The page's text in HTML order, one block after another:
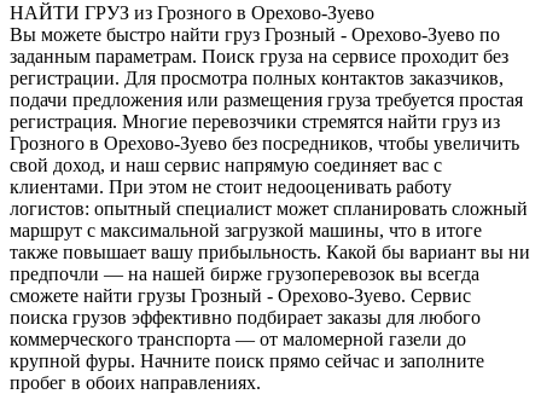
НАЙТИ ГРУЗ из Грозного в Орехово-Зуево
Вы можете быстро найти груз Грозный - Орехово-Зуево по
заданным параметрам. Поиск груза на сервисе проходит без
регистрации. Для просмотра полных контактов заказчиков,
подачи предложения или размещения груза требуется простая
регистрация. Многие перевозчики стремятся найти груз из
Грозного в Орехово-Зуево без посредников, чтобы увеличить
свой доход, и наш сервис напрямую соединяет вас с
клиентами. При этом не стоит недооценивать работу
логистов: опытный специалист может спланировать сложный
маршрут с максимальной загрузкой машины, что в итоге
также повышает вашу прибыльность. Какой бы вариант вы ни
предпочли — на нашей бирже грузоперевозок вы всегда
сможете найти грузы Грозный - Орехово-Зуево. Сервис
поиска грузов эффективно подбирает заказы для любого
коммерческого транспорта — от маломерной газели до
крупной фуры. Начните поиск прямо сейчас и заполните
пробег в обоих направлениях.